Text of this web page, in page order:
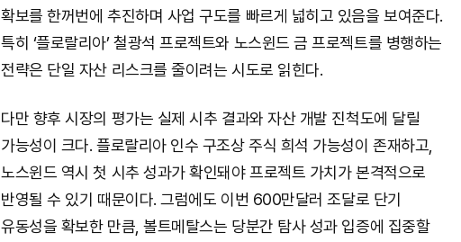
확보를 한꺼번에 추진하며 사업 구도를 빠르게 넓히고 있음을 보여준다.
특히 ‘플로랄리아’ 철광석 프로젝트와 노스윈드 금 프로젝트를 병행하는
전략은 단일 자산 리스크를 줄이려는 시도로 읽힌다.
다만 향후 시장의 평가는 실제 시추 결과와 자산 개발 진척도에 달릴
가능성이 크다. 플로랄리아 인수 구조상 주식 희석 가능성이 존재하고,
노스윈드 역시 첫 시추 성과가 확인돼야 프로젝트 가치가 본격적으로
반영될 수 있기 때문이다. 그럼에도 이번 600만달러 조달로 단기
유동성을 확보한 만큼, 볼트메탈스는 당분간 탐사 성과 입증에 집중할